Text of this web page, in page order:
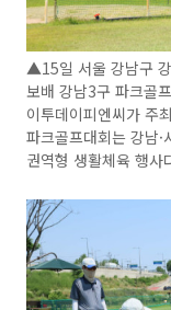
▲15일 서울 강남구
보배 강남3구 파크골
이투데이피엔씨가 주
파크골프대회는 강남
권역형 생활체육 행